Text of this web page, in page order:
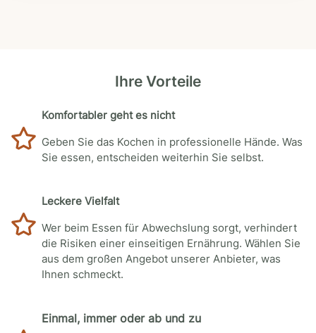
Ihre Vorteile
Komfortabler geht es nicht
Geben Sie das Kochen in professionelle Hände. Was
Sie essen, entscheiden weiterhin Sie selbst.
Leckere Vielfalt
Wer beim Essen für Abwechslung sorgt, verhindert
die Risiken einer einseitigen Ernährung. Wählen Sie
aus dem großen Angebot unserer Anbieter, was
Ihnen schmeckt.
Einmal, immer oder ab und zu